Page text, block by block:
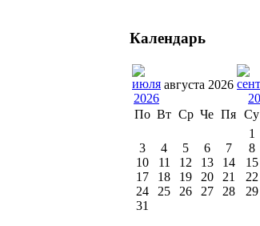
Календарь
августа 2026
По Вт Ср Че Пя Су
1
3
4 5 6 7 8
10
11 12 13 14 15
17
18 19 20 21 22
24
25 26 27 28 29
31